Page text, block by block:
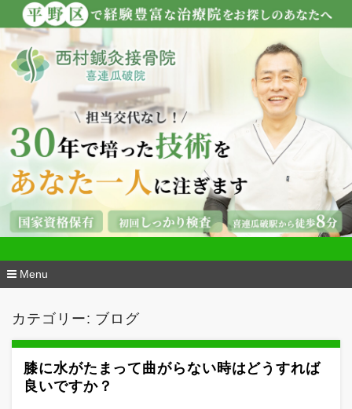
看護師も通う『西村鍼灸接骨院・喜連瓜破
Menu
カテゴリー: ブログ
膝に水がたまって曲がらない時はどうすれば
良いですか？